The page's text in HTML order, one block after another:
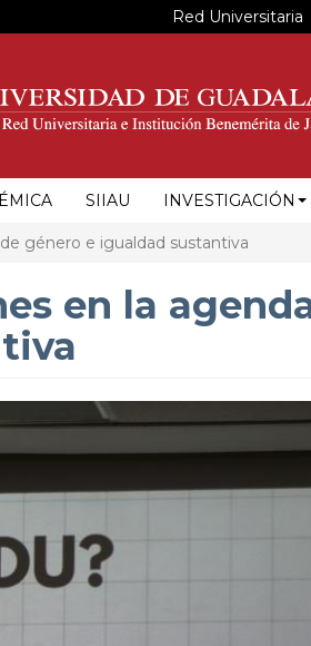
Red Universitaria
SIIAU INVESTIGACIÓN
género e igualdad sustantiva
en la